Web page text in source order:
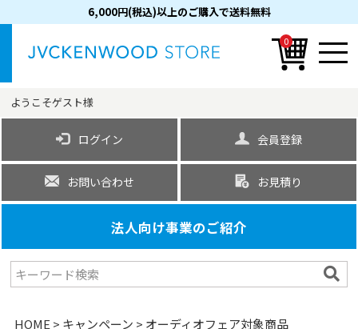
6,000円(税込)以上のご購入で送料無料
0
ようこそゲスト様
ログイン 会員登録
お問い合わせ お見積り
法人向け事業のご紹介
HOME キャンペーン
オーディオフェア対象商品